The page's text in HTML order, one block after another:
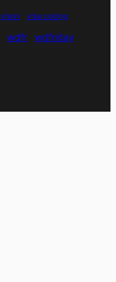
vhost vibe coding
wdfr wdfriday